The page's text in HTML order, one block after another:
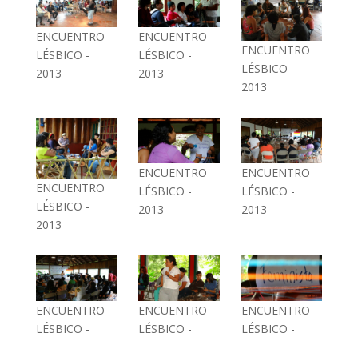
ENCUENTRO
LÉSBICO -
2013
ENCUENTRO
LÉSBICO -
2013
ENCUENTRO
LÉSBICO -
2013
ENCUENTRO
LÉSBICO -
2013
ENCUENTRO
LÉSBICO -
2013
ENCUENTRO
LÉSBICO -
2013
ENCUENTRO
LÉSBICO -
ENCUENTRO
LÉSBICO -
ENCUENTRO
LÉSBICO -